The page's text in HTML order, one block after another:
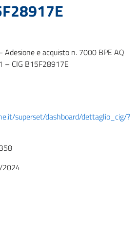
e acquisto n. 7000 BPE AQ
– CIG B15F28917E
superset/dashboard/dettaglio_cig/?